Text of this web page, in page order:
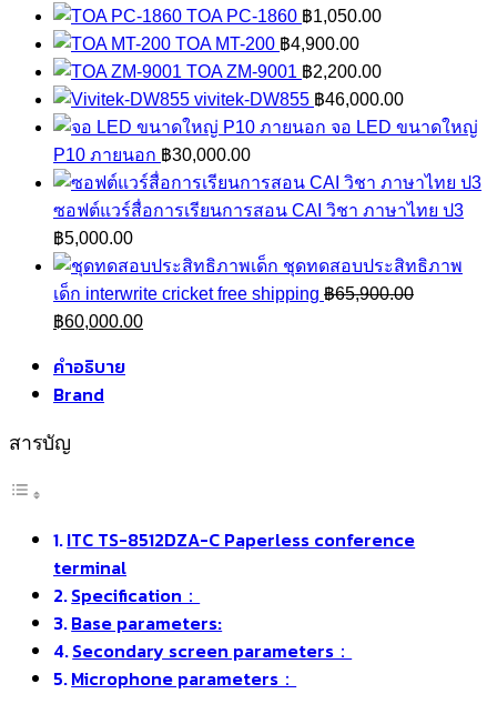
TOA PC-1860 ฿1,050.00
TOA MT-200 ฿4,900.00
TOA ZM-9001 ฿2,200.00
vivitek-DW855 ฿46,000.00
จอ LED ขนาดใหญ่
P10 ภายนอก ฿30,000.00
ซอฟต์แวร์สื่อการเรียนการสอน CAI วิชา ภาษาไทย ป3
฿5,000.00
ชุดทดสอบประสิทธิภาพ
เด็ก interwrite cricket free shipping ฿65,900.00
Original
was:
฿65,900.00.
฿60,000.00Current
คำอธิบาย
Brand
สารบัญ
ITC TS-8512DZA-C Paperless conference
terminal
Specification：
Base parameters:
Secondary screen parameters：
Microphone parameters：